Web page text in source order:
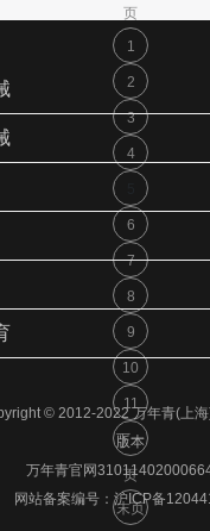
页
1
2
3
4
6
7
8
9
10
11
下一
页
末页
© 2012-2022 万年青(上
版本
万年青官网
网站备案编号：沪ICP备